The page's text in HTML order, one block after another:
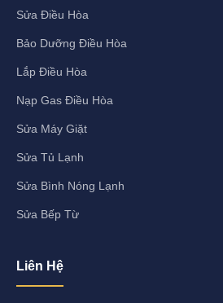
Sửa Điều Hòa
Bảo Dưỡng Điều Hòa
Lắp Điều Hòa
Nạp Gas Điều Hòa
Sửa Máy Giặt
Sửa Tủ Lạnh
Sửa Bình Nóng Lạnh
Sửa Bếp Từ
Liên Hệ